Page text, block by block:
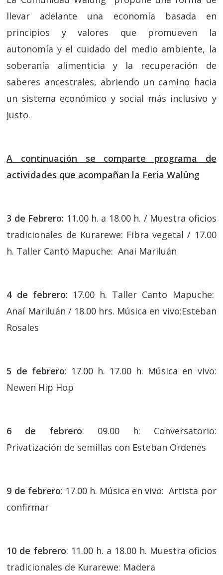
llevar adelante una economía basada en
principios y valores que promueven la
autonomía y el cuidado del medio ambiente, la
soberanía alimenticia y la recuperación de
saberes ancestrales, abriendo un camino hacia
un sistema económico y social más inclusivo y
justo.
A continuación se comparte programa de
actividades que acompañan la Feria Walüng
3 de Febrero: 11.00 h. a 18.00 h. / Muestra oficios
tradicionales de Kurarewe: Fibra vegetal / 17.00
h. Taller Canto Mapuche: Anai Mariluán
4 de febrero: 17.00 h. Taller Canto Mapuche:
Anaí Mariluán / 18.00 hrs. Música en vivo:Esteban
Rosales
5 de febrero: 17.00 h. 17.00 h. Música en vivo:
Newen Hip Hop
6 de febrero: 09.00 h: Conversatorio:
Privatización de semillas con Esteban Ordenes
9 de febrero: 17.00 h. Música en vivo: Artista por
confirmar
10 de febrero: 11.00 h. a 18.00 h. Muestra oficios
tradicionales de Kurarewe: Madera